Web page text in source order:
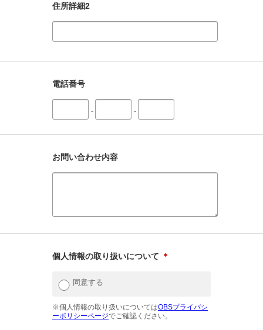
住所詳細2
電話番号
- -
お問い合わせ内容
個人情報の取り扱いについて ＊
同意する
※個人情報の取り扱いについてはOBSプライバシ
ーポリシーページでご確認ください。